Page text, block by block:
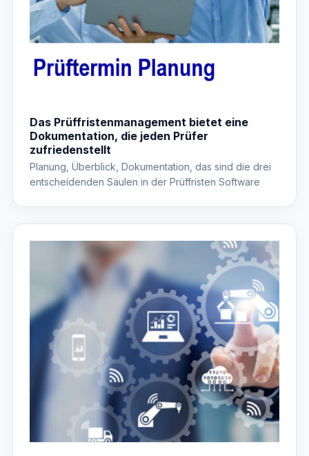
Das Prüffristenmanagement bietet eine
Dokumentation, die jeden Prüfer
zufriedenstellt
Planung, Überblick, Dokumentation, das sind die drei
entscheidenden Säulen in der Prüffristen Software